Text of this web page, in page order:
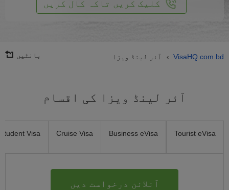
کلیک کریں تاکہ کال کریں
VisaHQ.com.bd
› آئر لینڈ ویزا بانٹیں
آئر لینڈ ویزا کی اقسام
Tourist eVisa
Business eVisa
Cruise Visa
Student Visa
آنلائن درخواست دیں